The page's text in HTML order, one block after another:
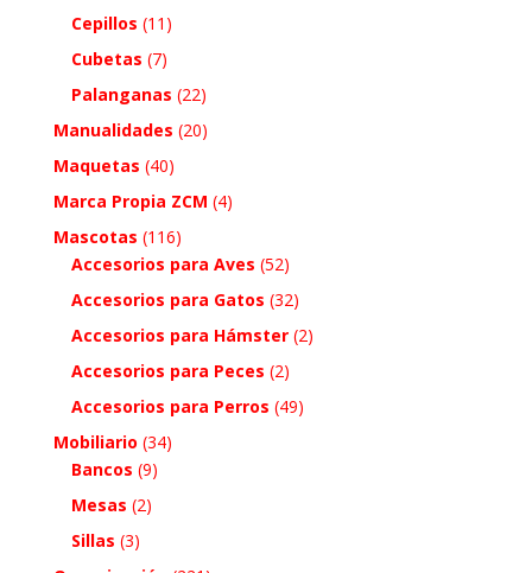
Cepillos (11)
Cubetas (7)
Palanganas (22)
Manualidades (20)
Maquetas (40)
Marca Propia ZCM (4)
Mascotas (116)
Accesorios para Aves (52)
Accesorios para Gatos (32)
Accesorios para Hámster (2)
Accesorios para Peces (2)
Accesorios para Perros (49)
Mobiliario (34)
Bancos (9)
Mesas (2)
Sillas (3)